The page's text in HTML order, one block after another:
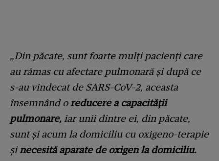
„Din păcate, sunt foarte mulți pacienți care
au rămas cu afectare pulmonară și după ce
s-au vindecat de SARS-CoV-2, aceasta
însemnând o reducere a capacității
pulmonare, iar unii dintre ei, din păcate,
sunt și acum la domiciliu cu oxigeno-terapie
și necesită aparate de oxigen la domiciliu.